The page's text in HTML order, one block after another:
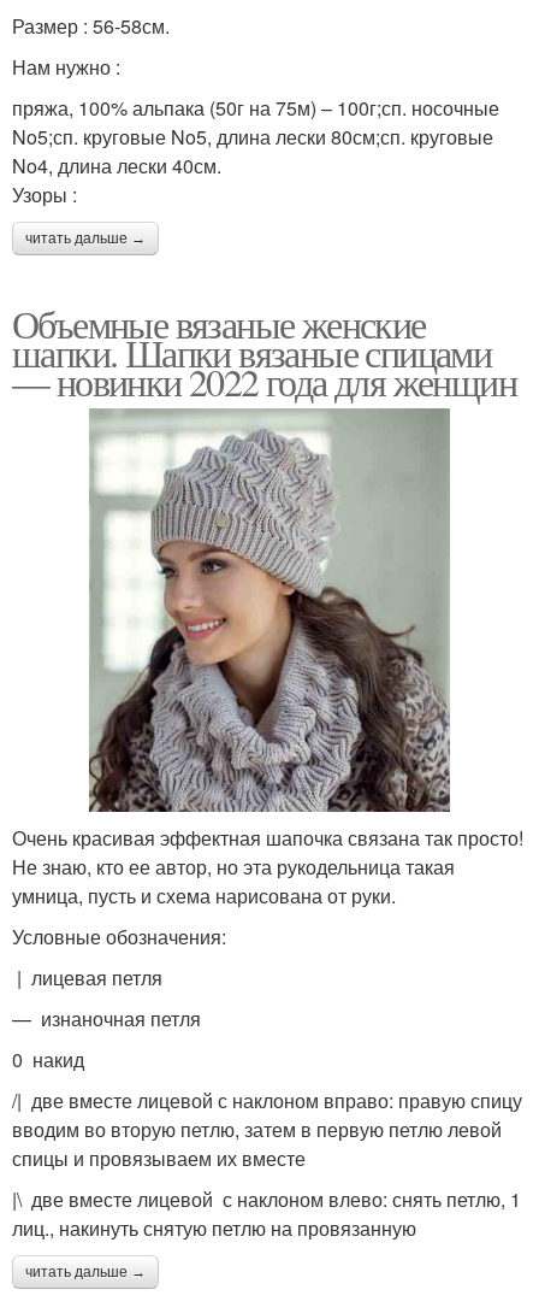
Размер : 56-58см.
Нам нужно :
пряжа, 100% альпака (50г на 75м) – 100г;сп. носочные
No5;сп. круговые No5, длина лески 80см;сп. круговые
No4, длина лески 40см.
Узоры :
читать дальше →
Объемные вязаные женские
шапки. Шапки вязаные спицами
— новинки 2022 года для женщин
Очень красивая эффектная шапочка связана так просто!
Не знаю, кто ее автор, но эта рукодельница такая
умница, пусть и схема нарисована от руки.
Условные обозначения:
| лицевая петля
— изнаночная петля
0 накид
/| две вместе лицевой с наклоном вправо: правую спицу
вводим во вторую петлю, затем в первую петлю левой
спицы и провязываем их вместе
|\ две вместе лицевой с наклоном влево: снять петлю, 1
лиц., накинуть снятую петлю на провязанную
читать дальше →